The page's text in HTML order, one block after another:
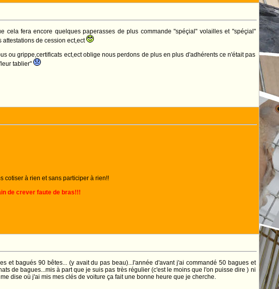
fera encore quelques paperasses de plus commande "spéçial" volailles et "spéçial"
de cession ect,ect
ou grippe,certificats ect,ect oblige nous perdons de plus en plus d'adhérents ce n'était pas
tablier"
cotiser à rien et sans participer à rien!!
de crever faute de bras!!!
et bagués 90 bêtes... (y avait du pas beau)...l'année d'avant j'ai commandé 50 bagues et
de bagues...mis à part que je suis pas très régulier (c'est le moins que l'on puisse dire ) ni
dise où j'ai mis mes clés de voiture ça fait une bonne heure que je cherche.